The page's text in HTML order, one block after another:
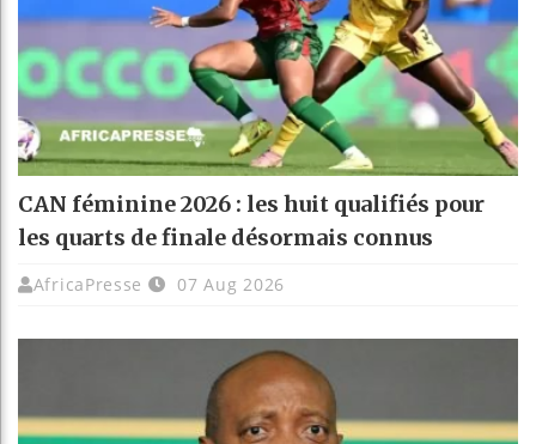
CAN féminine 2026 : les huit qualifiés pour
les quarts de finale désormais connus
AfricaPresse 07 Aug 2026